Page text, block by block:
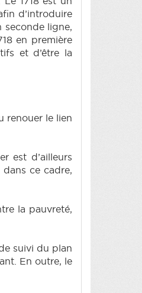
d’introduire
seconde ligne,
en première
et d’être la
renouer le lien
est d’ailleurs
ce cadre,
la pauvreté,
suivi du plan
En outre, le